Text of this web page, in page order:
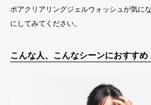
ポアクリアリングジェルウォッシュが気に
にしてみてください。
こんな人、こんなシーンにおすすめ